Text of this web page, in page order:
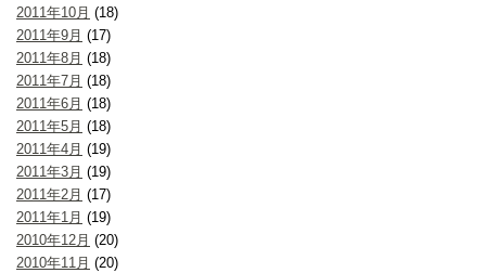
2011年10月 (18)
2011年9月 (17)
2011年8月 (18)
2011年7月 (18)
2011年6月 (18)
2011年5月 (18)
2011年4月 (19)
2011年3月 (19)
2011年2月 (17)
2011年1月 (19)
2010年12月 (20)
2010年11月 (20)